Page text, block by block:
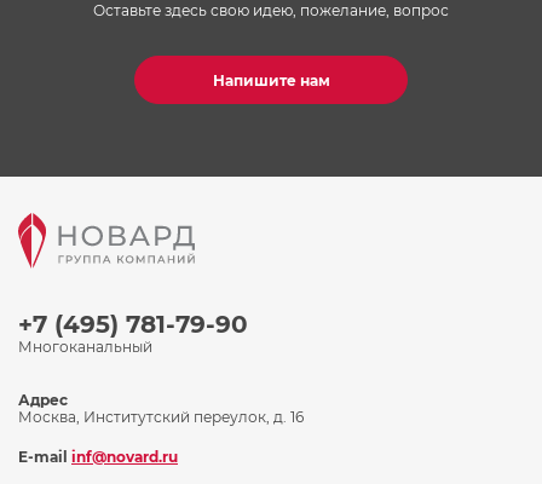
Оставьте здесь свою идею, пожелание, вопрос
Напишите нам
+7 (495) 781-79-90
Многоканальный
Адрес
Москва, Институтский переулок, д. 16
E-mail inf@novard.ru